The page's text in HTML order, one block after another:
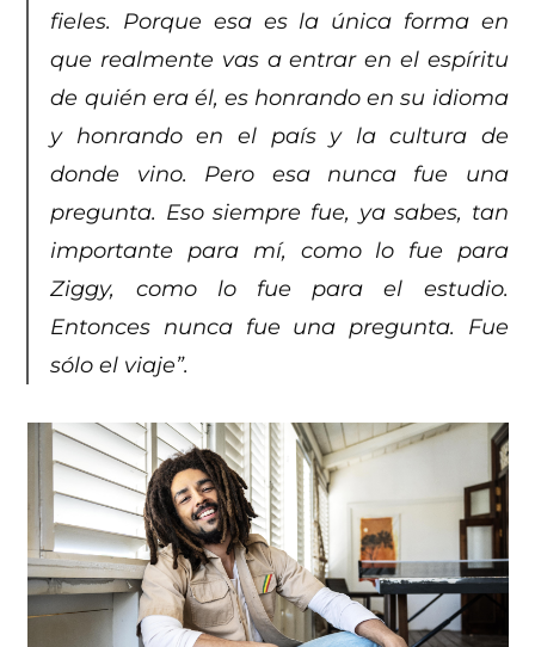
fieles. Porque esa es la única forma en
que realmente vas a entrar en el espíritu
de quién era él, es honrando en su idioma
y honrando en el país y la cultura de
donde vino. Pero esa nunca fue una
pregunta. Eso siempre fue, ya sabes, tan
importante para mí, como lo fue para
Ziggy, como lo fue para el estudio.
Entonces nunca fue una pregunta. Fue
sólo el viaje”.